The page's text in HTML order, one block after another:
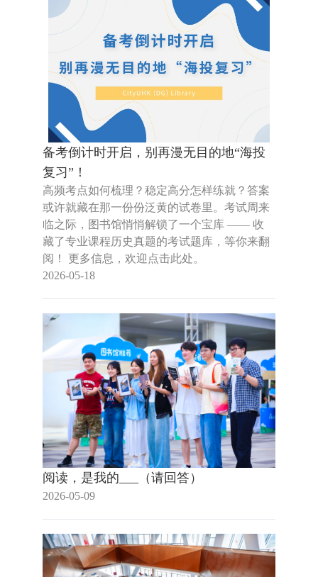
备考倒计时开启，别再漫无目的地“海投
复习”！
高频考点如何梳理？稳定高分怎样练就？答案
或许就藏在那一份份泛黄的试卷里。考试周来
临之际，图书馆悄悄解锁了一个宝库 —— 收
藏了专业课程历史真题的考试题库，等你来翻
阅！ 更多信息，欢迎点击此处。
2026-05-18
阅读，是我的___（请回答）
2026-05-09